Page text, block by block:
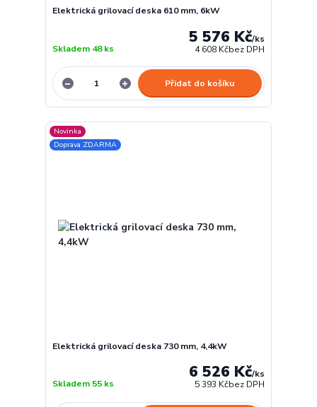
Elektrická grilovací deska 610 mm, 6kW
5 576 Kč/ks
4 608 Kčbez DPH
Skladem 48 ks
Přidat do košíku
Novinka
Doprava ZDARMA
Elektrická grilovací deska 730 mm, 4,4kW
6 526 Kč/ks
5 393 Kčbez DPH
Skladem 55 ks